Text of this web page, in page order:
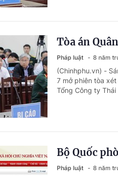
Tòa án
Pháp luật 8 năm
(Chinhphu.vn) -
7 mở phiên tòa
Tổng Công ty
Bộ Quốc
Pháp luật 8 năm